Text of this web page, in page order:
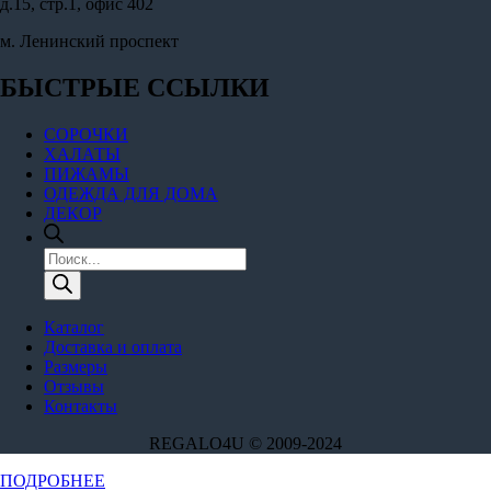
д.15, стр.1, офис 402
м. Ленинский проспект
БЫСТРЫЕ ССЫЛКИ
СОРОЧКИ
ХАЛАТЫ
ПИЖАМЫ
ОДЕЖДА ДЛЯ ДОМА
ДЕКОР
Поиск
товаров
Каталог
Доставка и оплата
Размеры
Отзывы
Контакты
REGALO4U © 2009-2024
ПОДРОБНЕЕ